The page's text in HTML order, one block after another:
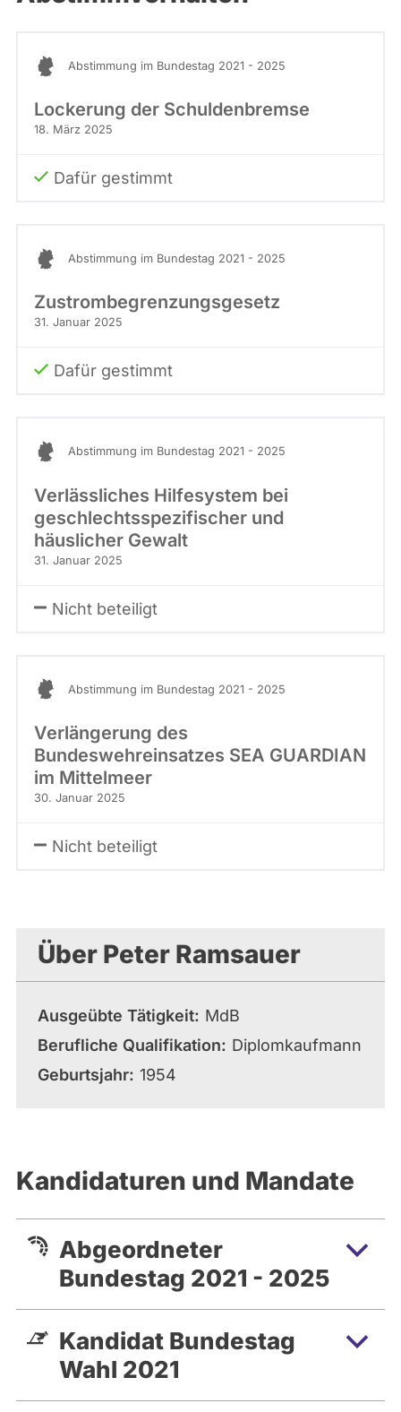
Abstimmung im Bundestag 2021 - 2025
Lockerung der Schuldenbremse
18. März 2025
Dafür gestimmt
Abstimmung im Bundestag 2021 - 2025
Zustrombegrenzungsgesetz
31. Januar 2025
Dafür gestimmt
Abstimmung im Bundestag 2021 - 2025
Verlässliches Hilfesystem bei
geschlechtsspezifischer und
häuslicher Gewalt
31. Januar 2025
Nicht beteiligt
Abstimmung im Bundestag 2021 - 2025
Verlängerung des
Bundeswehreinsatzes SEA GUARDIAN
im Mittelmeer
30. Januar 2025
Nicht beteiligt
Über Peter Ramsauer
Ausgeübte Tätigkeit
MdB
Berufliche Qualifikation
Diplomkaufmann
Geburtsjahr 1954
Kandidaturen und Mandate
Abgeordneter
Bundestag 2021 - 2025
Kandidat Bundestag
Wahl 2021